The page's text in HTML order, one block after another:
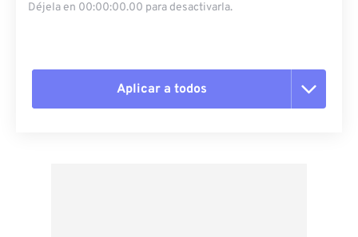
Déjela en 00:00:00.00 para desactivarla.
Aplicar a todos